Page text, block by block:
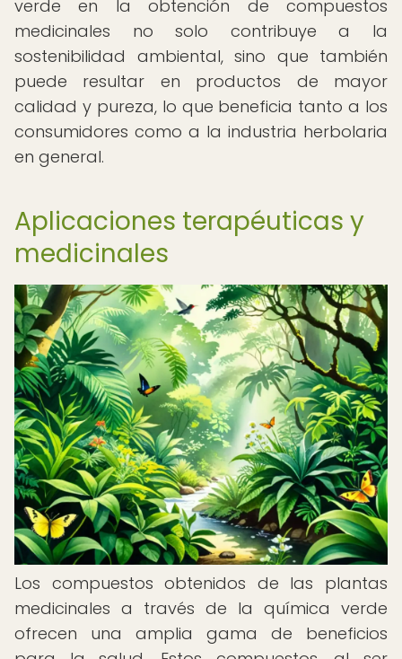
verde en la obtención de compuestos
medicinales no solo contribuye a la
sostenibilidad ambiental, sino que también
puede resultar en productos de mayor
calidad y pureza, lo que beneficia tanto a los
consumidores como a la industria herbolaria
en general.
Aplicaciones terapéuticas y
medicinales
Los compuestos obtenidos de las plantas
medicinales a través de la química verde
ofrecen una amplia gama de beneficios